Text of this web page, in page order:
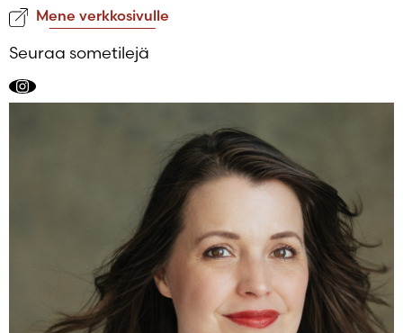
Mene verkkosivulle
Seuraa sometilejä
Instagram